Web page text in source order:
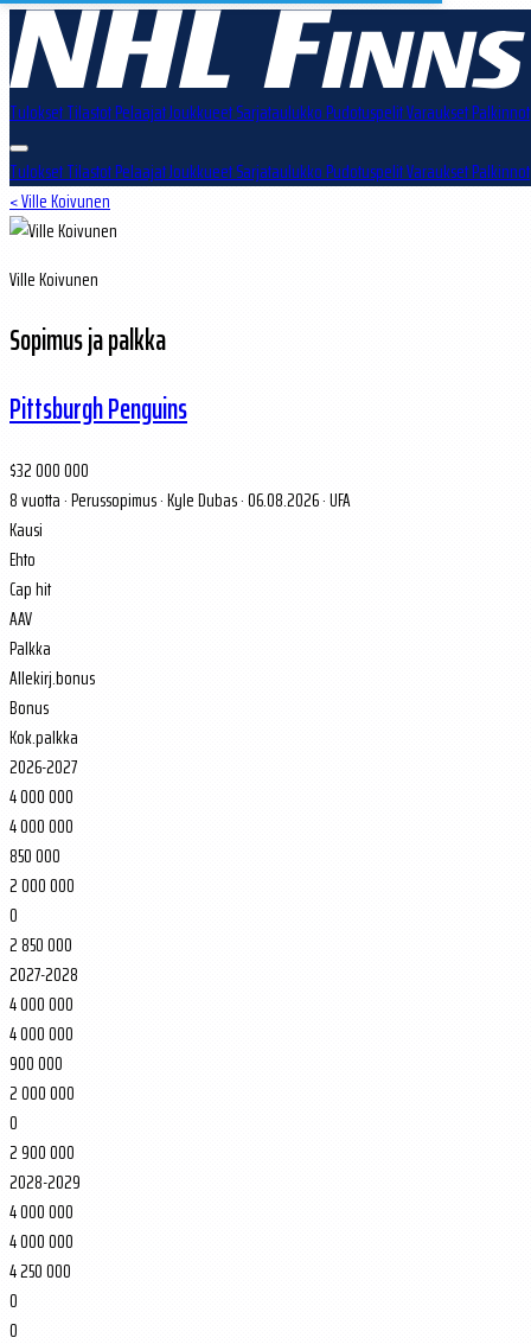
TuloksetTilastotPelaajatJoukkueetSarjataulukkoPudotuspelitVarauksetPalkinnot
TuloksetTilastotPelaajatJoukkueetSarjataulukkoPudotuspelitVarauksetPalkinnot
< Ville Koivunen
Ville Koivunen
Sopimus ja palkka
Pittsburgh Penguins
$32 000 000
8 vuotta·Perussopimus·Kyle Dubas · 06.08.2026·UFA
Kausi
Ehto
Cap hit
AAV
Palkka
Allekirj.bonus
Bonus
Kok.palkka
2026-2027
4 000 000
4 000 000
850 000
2 000 000
0
2 850 000
2027-2028
4 000 000
4 000 000
900 000
2 000 000
0
2 900 000
2028-2029
4 000 000
4 000 000
4 250 000
0
0